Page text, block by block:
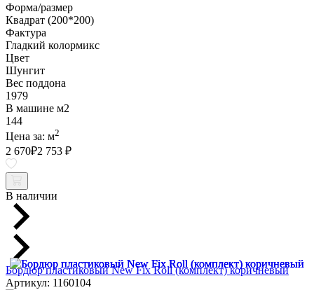
Форма/размер
Квадрат (200*200)
Фактура
Гладкий колормикс
Цвет
Шунгит
Вес поддона
1979
В машине м2
144
Цена за: м2
2 670₽2 753 ₽
В наличии
Бордюр пластиковый New Fix Roll (комплект) коричневый
Артикул: 1160104